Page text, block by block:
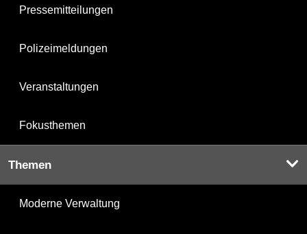
Pressemitteilungen
Polizeimeldungen
Veranstaltungen
Fokusthemen
Themen
Moderne Verwaltung